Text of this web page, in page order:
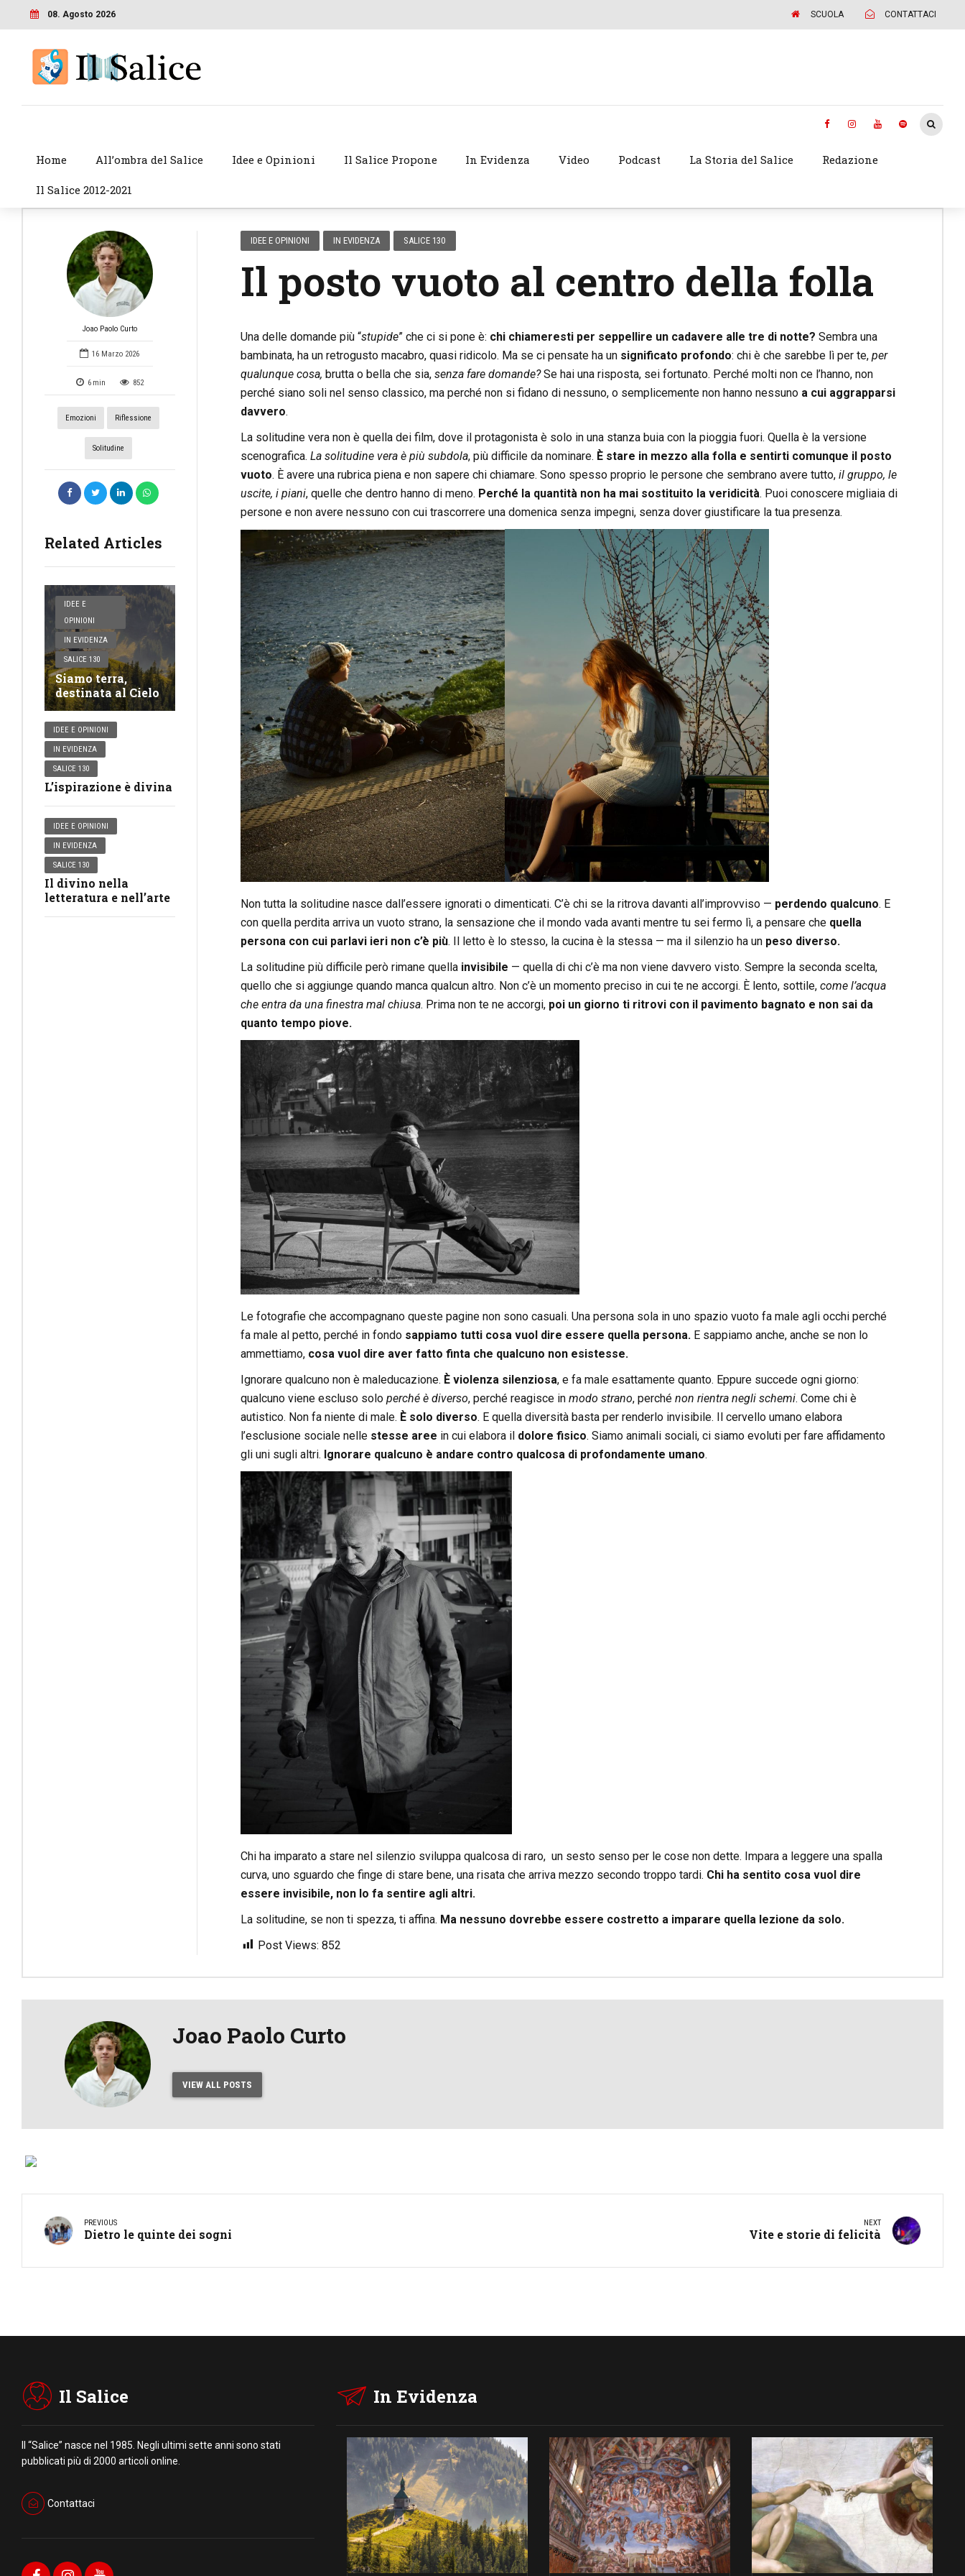
08. Agosto 2026 SCUOLA CONTATTACI
Home All’ombra del Salice Idee e Opinioni Il Salice Propone In Evidenza Video Podcast La Storia del Salice Redazione
Il Salice 2012-2021
Joao Paolo Curto
16 Marzo 2026
6 min 852
Emozioni Riflessione
Solitudine
Related Articles
IDEE E
OPINIONI
IN EVIDENZA
SALICE 130
Siamo terra,
destinata al Cielo
IDEE E OPINIONI
IN EVIDENZA
SALICE 130
L’ispirazione è divina
IDEE E OPINIONI
IN EVIDENZA
SALICE 130
Il divino nella
letteratura e nell’arte
IDEE E OPINIONI IN EVIDENZA SALICE 130
Il posto vuoto al centro della folla
Una delle domande più “stupide” che ci si pone è: chi chiameresti per seppellire un cadavere alle tre di notte? Sembra una
bambinata, ha un retrogusto macabro, quasi ridicolo. Ma se ci pensate ha un significato profondo: chi è che sarebbe lì per te, per
qualunque cosa, brutta o bella che sia, senza fare domande?Se hai una risposta, sei fortunato. Perché molti non ce l’hanno, non
perché siano soli nel senso classico, ma perché non si fidano di nessuno, o semplicemente non hanno nessuno a cui aggrapparsi
davvero.
La solitudine vera non è quella dei film, dove il protagonista è solo in una stanza buia con la pioggia fuori. Quella è la versione
scenografica. La solitudine vera è più subdola, più difficile da nominare. È stare in mezzo alla folla e sentirti comunque il posto
vuoto. È avere una rubrica piena e non sapere chi chiamare. Sono spesso proprio le persone che sembrano avere tutto,il gruppo, le
uscite, i piani, quelle che dentro hanno di meno. Perché la quantità non ha mai sostituito la veridicità. Puoi conoscere migliaia di
persone e non avere nessuno con cui trascorrere una domenica senza impegni, senza dover giustificare la tua presenza.
Non tutta la solitudine nasce dall’essere ignorati o dimenticati. C’è chi se la ritrova davanti all’improvviso — perdendo qualcuno. E
con quella perdita arriva un vuoto strano, la sensazione che il mondo vada avanti mentre tu sei fermo lì, a pensare che quella
persona con cui parlavi ieri non c’è più. Il letto è lo stesso, la cucina è la stessa — ma il silenzio ha un peso diverso.
La solitudine più difficile però rimane quella invisibile — quella di chi c’è ma non viene davvero visto. Sempre la seconda scelta,
quello che si aggiunge quando manca qualcun altro. Non c’è un momento preciso in cui te ne accorgi. È lento, sottile,come l’acqua
che entra da una finestra mal chiusa. Prima non te ne accorgi, poi un giorno ti ritrovi con il pavimento bagnato e non sai da
quanto tempo piove.
Le fotografie che accompagnano queste pagine non sono casuali. Una persona sola in uno spazio vuoto fa male agli occhi perché
fa male al petto, perché in fondo sappiamo tutti cosa vuol dire essere quella persona.E sappiamo anche, anche se non lo
ammettiamo, cosa vuol dire aver fatto finta che qualcuno non esistesse.
Ignorare qualcuno non è maleducazione. È violenza silenziosa, e fa male esattamente quanto. Eppure succede ogni giorno:
qualcuno viene escluso solo perché è diverso, perché reagisce in modo strano, perché non rientra negli schemi. Come chi è
autistico. Non fa niente di male. È solo diverso. E quella diversità basta per renderlo invisibile. Il cervello umano elabora
l’esclusione sociale nelle stesse aree in cui elabora il dolore fisico. Siamo animali sociali, ci siamo evoluti per fare affidamento
gli uni sugli altri. Ignorare qualcuno è andare contro qualcosa di profondamente umano.
Chi ha imparato a stare nel silenzio sviluppa qualcosa di raro, un sesto senso per le cose non dette. Impara a leggere una spalla
curva, uno sguardo che finge di stare bene, una risata che arriva mezzo secondo troppo tardi. Chi ha sentito cosa vuol dire
essere invisibile, non lo fa sentire agli altri.
La solitudine, se non ti spezza, ti affina. Ma nessuno dovrebbe essere costretto a imparare quella lezione da solo.
Post Views: 852
Joao Paolo Curto
VIEW ALL POSTS
PREVIOUS
Dietro le quinte dei sogni
NEXT
Vite e storie di felicità
Il Salice
Il “Salice” nasce nel 1985. Negli ultimi sette anni sono stati
pubblicati più di 2000 articoli online.
Contattaci
In Evidenza